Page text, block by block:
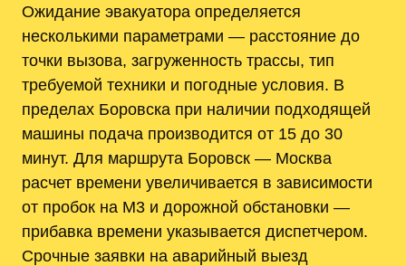
Ожидание эвакуатора определяется
несколькими параметрами — расстояние до
точки вызова, загруженность трассы, тип
требуемой техники и погодные условия. В
пределах Боровска при наличии подходящей
машины подача производится от 15 до 30
минут. Для маршрута Боровск — Москва
расчет времени увеличивается в зависимости
от пробок на М3 и дорожной обстановки —
прибавка времени указывается диспетчером.
Срочные заявки на аварийный выезд